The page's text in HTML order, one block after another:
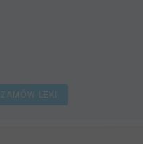
ZAMÓW LEKI